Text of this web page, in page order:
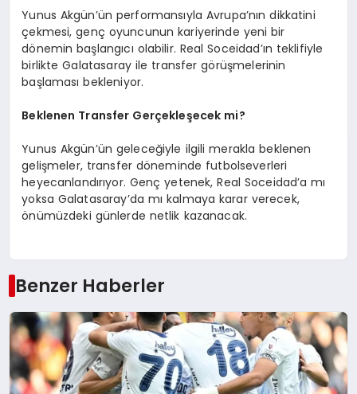
Yunus Akgün’ün performansıyla Avrupa’nın dikkatini
çekmesi, genç oyuncunun kariyerinde yeni bir
dönemin başlangıcı olabilir. Real Soceidad’ın teklifiyle
birlikte Galatasaray ile transfer görüşmelerinin
başlaması bekleniyor.
Beklenen Transfer Gerçekleşecek mi?
Yunus Akgün’ün geleceğiyle ilgili merakla beklenen
gelişmeler, transfer döneminde futbolseverleri
heyecanlandırıyor. Genç yetenek, Real Soceidad’a mı
yoksa Galatasaray’da mı kalmaya karar verecek,
önümüzdeki günlerde netlik kazanacak.
Benzer Haberler